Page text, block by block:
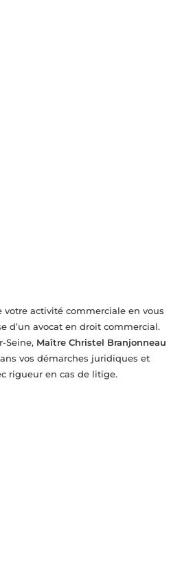
votre activité commerciale en vous
d’un avocat en droit commercial.
Seine, Maître Christel Branjonneau
vos démarches juridiques et
rigueur en cas de litige.